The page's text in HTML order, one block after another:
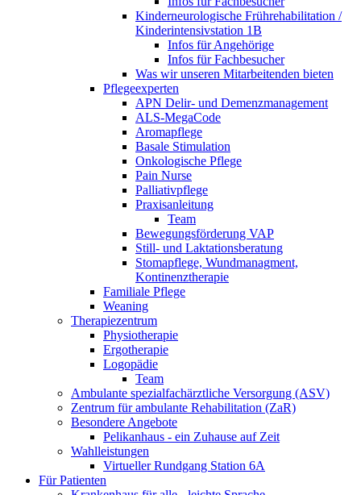
Kinderneurologische Frührehabilitation /
Kinderintensivstation 1B
Infos für Angehörige
Infos für Fachbesucher
Was wir unseren Mitarbeitenden bieten
Pflegeexperten
APN Delir- und Demenzmanagement
ALS-MegaCode
Aromapflege
Basale Stimulation
Onkologische Pflege
Pain Nurse
Palliativpflege
Praxisanleitung
Team
Bewegungsförderung VAP
Still- und Laktationsberatung
Stomapflege, Wundmanagment,
Kontinenztherapie
Familiale Pflege
Weaning
Therapiezentrum
Physiotherapie
Ergotherapie
Logopädie
Team
Ambulante spezialfachärztliche Versorgung (ASV)
Zentrum für ambulante Rehabilitation (ZaR)
Besondere Angebote
Pelikanhaus - ein Zuhause auf Zeit
Wahlleistungen
Virtueller Rundgang Station 6A
Für Patienten